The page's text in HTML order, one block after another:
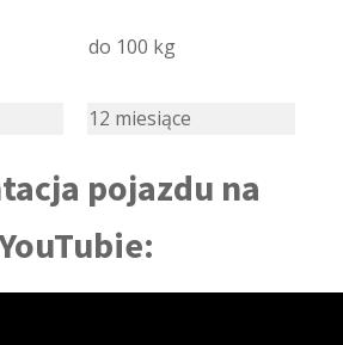
do 100 kg
12 miesiące
pojazdu na